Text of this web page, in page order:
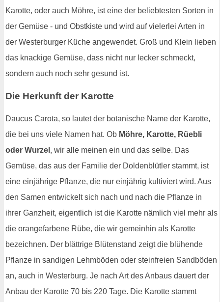
Karotte, oder auch Möhre, ist eine der beliebtesten Sorten in
der Gemüse - und Obstkiste und wird auf vielerlei Arten in
der Westerburger Küche angewendet. Groß und Klein lieben
das knackige Gemüse, dass nicht nur lecker schmeckt,
sondern auch noch sehr gesund ist.
Die Herkunft der Karotte
Daucus Carota, so lautet der botanische Name der Karotte,
die bei uns viele Namen hat. Ob Möhre, Karotte, Rüebli
oder Wurzel , wir alle meinen ein und das selbe. Das
Gemüse, das aus der Familie der Doldenblütler stammt, ist
eine einjährige Pflanze, die nur einjährig kultiviert wird. Aus
den Samen entwickelt sich nach und nach die Pflanze in
ihrer Ganzheit, eigentlich ist die Karotte nämlich viel mehr als
die orangefarbene Rübe, die wir gemeinhin als Karotte
bezeichnen. Der blättrige Blütenstand zeigt die blühende
Pflanze in sandigen Lehmböden oder steinfreien Sandböden
an, auch in Westerburg. Je nach Art des Anbaus dauert der
Anbau der Karotte 70 bis 220 Tage. Die Karotte stammt